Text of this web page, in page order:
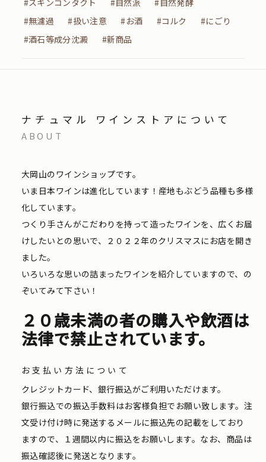
#スキンコンタクト
#自然派
#自然発酵
#無濾過
#扱い注意 #お酒 #コルク
#にごり
#酒石等成分沈澱
#新商品
ナチュマル ワインストアについて
ABOUT
大岡山のワインショップです。
いま日本ワインは進化しています！産地もぶどう品種も多様
化しています。
つくり手さんがこだわりを持って造ったワインを、広くお届
けしたいとの思いで、２０２２年のクリスマスにお店を開き
ました。
いろいろな思いの詰まったワインを紹介していますので、の
ぞいてみて下さい！
２０歳未満の者の購入や飲酒は
法律で禁止されています。
お支払い方法について
クレジットカード、銀行振込がご利用いただけます。
銀行振込での振込手数料はお客様負担でお願い致します。注
文受け付け時に発送するメールに振込先の記載をしており
ますので、１週間以内に振込をお願いします。なお、商品は
振込確認後に発送となります。